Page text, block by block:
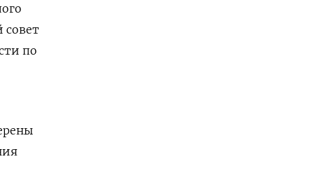
совет
по